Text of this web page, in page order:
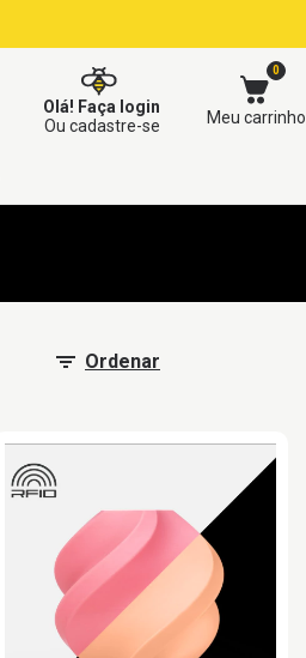
Olá! Faça login
Ou cadastre-se
0
Meu carrinho
Ordenar